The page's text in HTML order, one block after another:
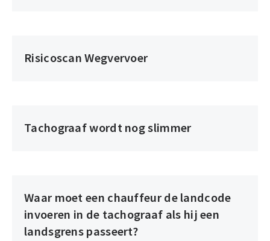
Risicoscan Wegvervoer
Tachograaf wordt nog slimmer
Waar moet een chauffeur de landcode
invoeren in de tachograaf als hij een
landsgrens passeert?